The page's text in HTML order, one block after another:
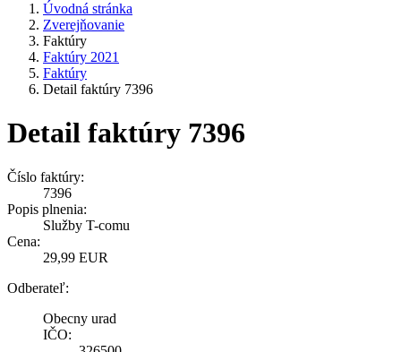
Úvodná stránka
Zverejňovanie
Faktúry
Faktúry 2021
Faktúry
Detail faktúry 7396
Detail faktúry 7396
Číslo faktúry:
7396
Popis plnenia:
Služby T-comu
Cena:
29,99 EUR
Odberateľ:
Obecny urad
IČO: